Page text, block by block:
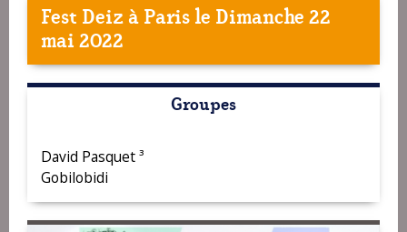
Fest Deiz àParisle Dimanche 22
mai 2022
Groupes
David Pasquet ³
Gobilobidi